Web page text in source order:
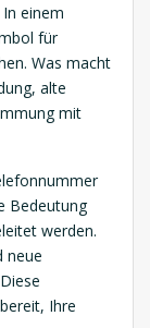
einem
für
Was macht
alte
mit
Bedeutung
werden.
neue
Ihre